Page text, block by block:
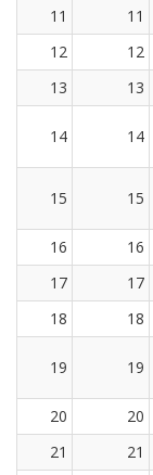
11
11
12
12
13
13
14 14
15 15
16 16
17
17
18
18
19 19
20 20
21
21